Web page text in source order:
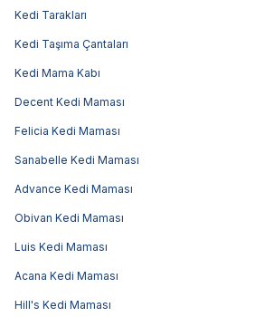
Kedi Tarakları
Kedi Taşıma Çantaları
Kedi Mama Kabı
Decent Kedi Maması
Felicia Kedi Maması
Sanabelle Kedi Maması
Advance Kedi Maması
Obivan Kedi Maması
Luis Kedi Maması
Acana Kedi Maması
Hill's Kedi Maması